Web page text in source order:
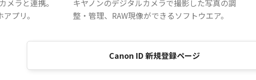
メラと連携。
プリ。
キヤノンのデジタルカメラで撮影した写真の調
整・管理、RAW現像ができるソフトウエア。
Canon ID 新規登録ページ